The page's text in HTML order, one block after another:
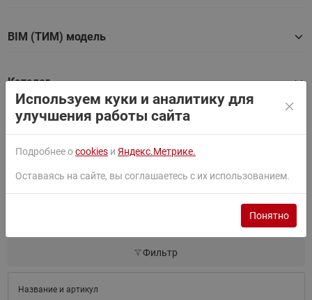
BIM (ТИМ) модель
Каталог
Товары серии
Найти
Фильтр
Используем куки и аналитику для
улучшения работы сайта
Подробнее оcookies и Яндекс.Метрике.
Оставаясь на сайте, вы соглашаетесь с их использованием.
Понятно